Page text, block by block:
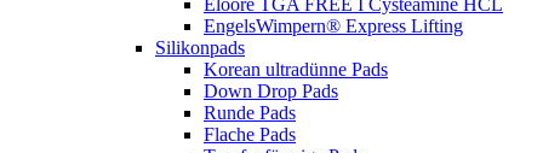
Eloore TGA FREE I Cysteamine HCL
EngelsWimpern® Express Lifting
Silikonpads
Korean ultradünne Pads
Down Drop Pads
Runde Pads
Flache Pads